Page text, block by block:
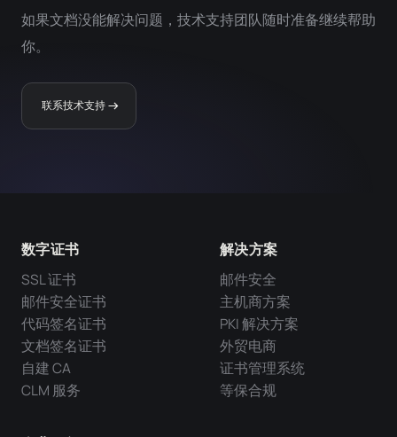
如果文档没能解决问题，技术支持团队随时准备继续帮助
你。
联系技术支持
数字证书
SSL 证书
邮件安全证书
代码签名证书
文档签名证书
自建 CA
CLM 服务
解决方案
邮件安全
主机商方案
PKI 解决方案
外贸电商
证书管理系统
等保合规